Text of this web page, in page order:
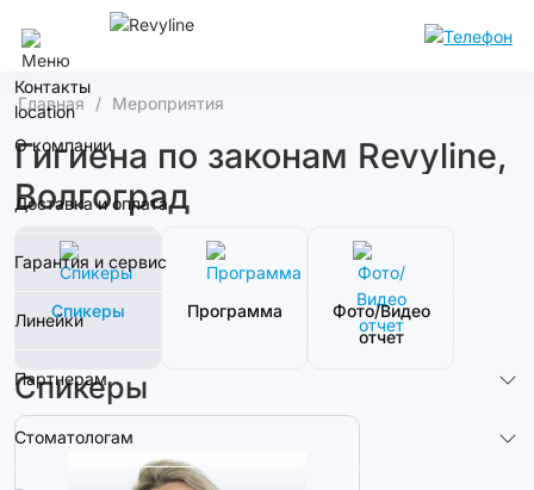
Контакты
О компании
Доставка и оплата
Гарантия и сервис
Линейки
Партнерам
Стоматологам
Главная Мероприятия
Гигиена по законам Revyline,
Волгоград
Спикеры Программа
Фото/Видео
отчет
Спикеры